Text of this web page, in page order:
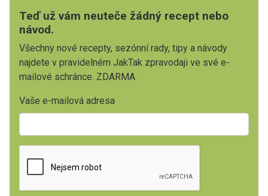
Teď už vám neuteče žádný recept nebo
návod.
Všechny nové recepty, sezónní rady, tipy a návody
najdete v pravidelném JakTak zpravodaji ve své e-
mailové schránce. ZDARMA.
Vaše e-mailová adresa